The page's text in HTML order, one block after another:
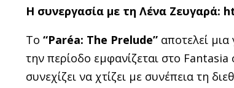
Η συνεργασία με τη Λένα Ζευγαρά:
Το “Paréa: The Prelude” αποτελεί
την περίοδο εμφανίζεται στο
συνεχίζει να χτίζει με συνέπεια τη